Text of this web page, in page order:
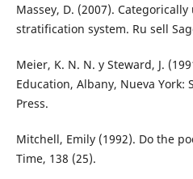
Massey, D. (2007).
stratification system. Ru sell
Meier, K. N. N. y Steward, J.
Education, Albany, Nueva York:
Press.
Mitchell, Emily (1992). Do the
Time, 138 (25).